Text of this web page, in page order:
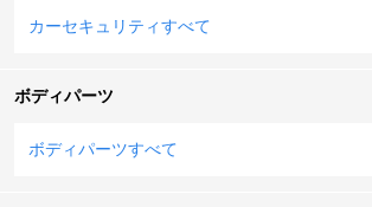
カーセキュリティすべて
ボディパーツ
ボディパーツすべて